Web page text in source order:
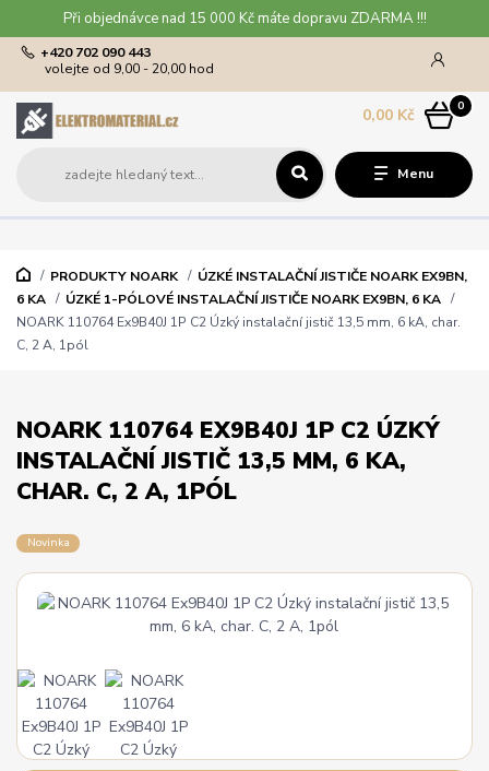
Při objednávce nad 15 000 Kč máte dopravu ZDARMA !!!
Menu
+420 702 090 443
volejte od 9,00 - 20,00 hod
0
0,00 Kč
PRODUKTY NOARK
ÚZKÉ INSTALAČNÍ JISTIČE NOARK EX9BN,
6 KA
ÚZKÉ 1-PÓLOVÉ INSTALAČNÍ JISTIČE NOARK EX9BN, 6 KA
NOARK 110764 Ex9B40J 1P C2 Úzký instalační jistič 13,5 mm, 6 kA, char.
C, 2 A, 1pól
NOARK 110764 EX9B40J 1P C2 ÚZKÝ
INSTALAČNÍ JISTIČ 13,5 MM, 6 KA,
CHAR. C, 2 A, 1PÓL
Novinka